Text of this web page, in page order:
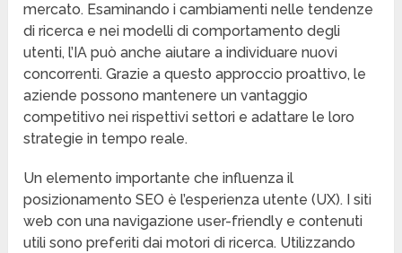
mercato. Esaminando i cambiamenti nelle tendenze
di ricerca e nei modelli di comportamento degli
utenti, l’IA può anche aiutare a individuare nuovi
concorrenti. Grazie a questo approccio proattivo, le
aziende possono mantenere un vantaggio
competitivo nei rispettivi settori e adattare le loro
strategie in tempo reale.
Un elemento importante che influenza il
posizionamento SEO è l’esperienza utente (UX). I siti
web con una navigazione user-friendly e contenuti
utili sono preferiti dai motori di ricerca. Utilizzando